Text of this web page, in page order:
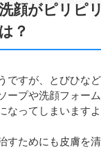
顔がピリピ
？
ですが、とびひな
ープや洗顔フォー
なってしまいますよ
すためにも皮膚を